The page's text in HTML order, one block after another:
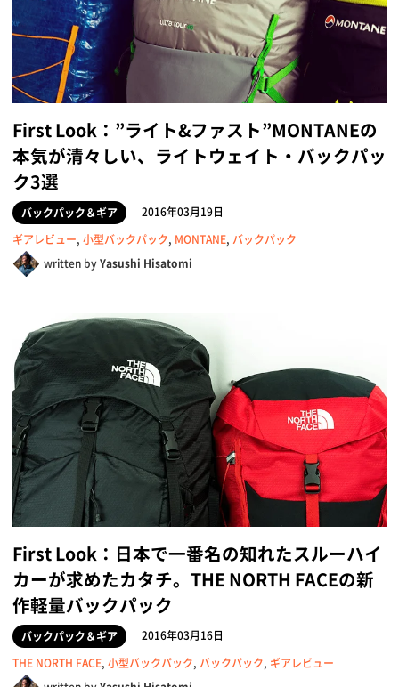
First Look：”ライト&ファスト”MONTANEの
本気が清々しい、ライトウェイト・バックパッ
ク3選
バックパック＆ギア
2016年03月19日
ギアレビュー, 小型バックパック, MONTANE, バックパック
written byYasushi Hisatomi
First Look：日本で一番名の知れたスルーハイ
カーが求めたカタチ。THE NORTH FACEの新
作軽量バックパック
バックパック＆ギア
2016年03月16日
THE NORTH FACE, 小型バックパック, バックパック, ギアレビュー